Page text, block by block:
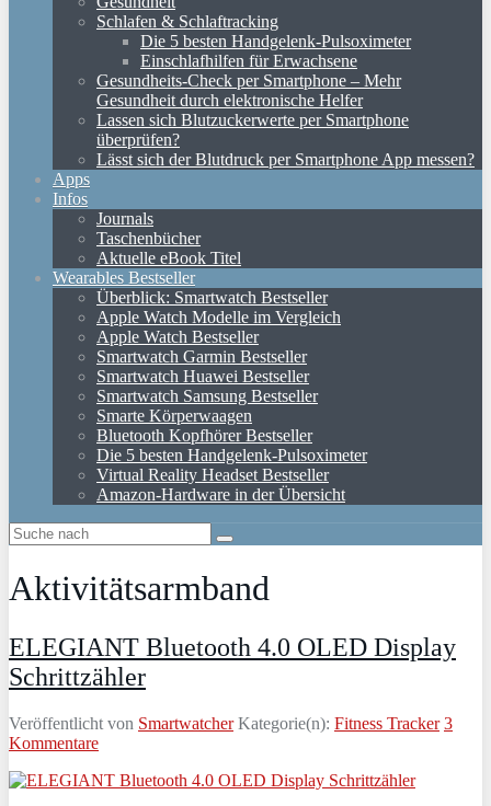
Schlafen & Schlaftracking
Die 5 besten Handgelenk-Pulsoximeter
Einschlafhilfen für Erwachsene
Gesundheits-Check per Smartphone – Mehr
Gesundheit durch elektronische Helfer
Lassen sich Blutzuckerwerte per Smartphone
überprüfen?
Lässt sich der Blutdruck per Smartphone App messen?
Apps
Infos
Journals
Taschenbücher
Aktuelle eBook Titel
Wearables Bestseller
Überblick: Smartwatch Bestseller
Apple Watch Modelle im Vergleich
Apple Watch Bestseller
Smartwatch Garmin Bestseller
Smartwatch Huawei Bestseller
Smartwatch Samsung Bestseller
Smarte Körperwaagen
Bluetooth Kopfhörer Bestseller
Die 5 besten Handgelenk-Pulsoximeter
Virtual Reality Headset Bestseller
Amazon-Hardware in der Übersicht
Aktivitätsarmband
ELEGIANT Bluetooth 4.0 OLED Display
Schrittzähler
Veröffentlicht von Smartwatcher Kategorie(n): Fitness Tracker 3
Kommentare